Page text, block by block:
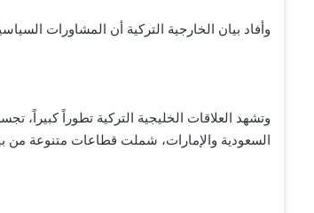
وأفاد بيان الخارجية التركية أن المشاورات
وتشهد العلاقات الخليجية التركية تطوراً كبيراً،
السعودية والإمارات، شملت قطاعات متنوعة من